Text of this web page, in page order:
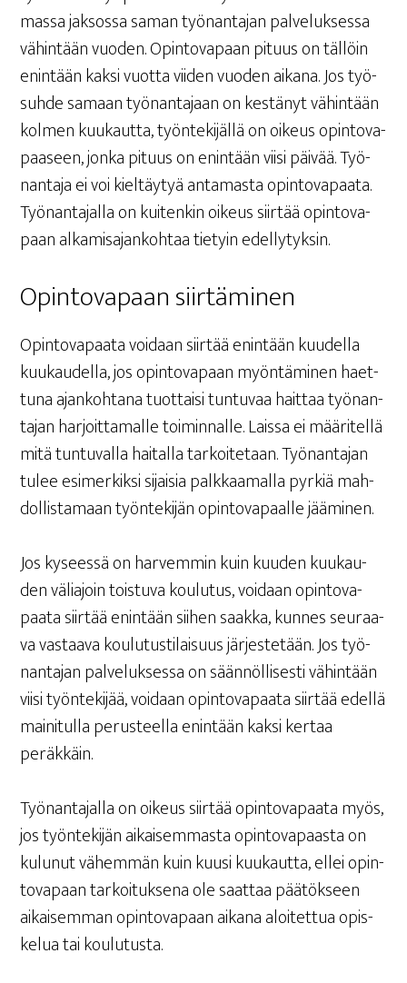
mas­sa jak­sos­sa saman työ­nan­ta­jan pal­ve­luk­ses­sa
vähin­tään vuo­den. Opin­to­va­paan pituus on täl­löin
enin­tään kak­si vuot­ta vii­den vuo­den aika­na. Jos työ­
suh­de samaan työ­nan­ta­jaan on kes­tä­nyt vähin­tään
kol­men kuu­kaut­ta, työn­te­ki­jäl­lä on oikeus opin­to­va­
paa­seen, jon­ka pituus on enin­tään vii­si päi­vää. Työ­
nan­ta­ja ei voi kiel­täy­tyä anta­mas­ta opin­to­va­paa­ta.
Työ­nan­ta­jal­la on kui­ten­kin oikeus siir­tää opin­to­va­
paan alka­mi­sa­jan­koh­taa tie­tyin edellytyksin.
Opin­to­va­paan siirtäminen
Opin­to­va­paa­ta voi­daan siir­tää enin­tään kuu­del­la
kuu­kau­del­la, jos opin­to­va­paan myön­tä­mi­nen haet­
tu­na ajan­koh­ta­na tuot­tai­si tun­tu­vaa hait­taa työ­nan­
ta­jan har­joit­ta­mal­le toi­min­nal­le. Lais­sa ei mää­ri­tel­lä
mitä tun­tu­val­la hai­tal­la tar­koi­te­taan. Työ­nan­ta­jan
tulee esi­mer­kik­si sijai­sia palk­kaa­mal­la pyr­kiä mah­
dol­lis­ta­maan työn­te­ki­jän opin­to­va­paal­le jääminen.
Jos kysees­sä on har­vem­min kuin kuu­den kuu­kau­
den välia­join tois­tu­va kou­lu­tus, voi­daan opin­to­va­
paa­ta siir­tää enin­tään sii­hen saak­ka, kun­nes seu­raa­
va vas­taa­va kou­lu­tus­ti­lai­suus jär­jes­te­tään. Jos työ­
nan­ta­jan pal­ve­luk­ses­sa on sään­nöl­li­ses­ti vähin­tään
vii­si työn­te­ki­jää, voi­daan opin­to­va­paa­ta siir­tää edel­lä
mai­ni­tul­la perus­teel­la enin­tään kak­si ker­taa
peräkkäin.
Työ­nan­ta­jal­la on oikeus siir­tää opin­to­va­paa­ta myös,
jos työn­te­ki­jän aikai­sem­mas­ta opin­to­va­paas­ta on
kulu­nut vähem­män kuin kuusi kuu­kaut­ta, ellei opin­
to­va­paan tar­koi­tuk­se­na ole saat­taa pää­tök­seen
aikai­sem­man opin­to­va­paan aika­na aloi­tet­tua opis­
ke­lua tai koulutusta.